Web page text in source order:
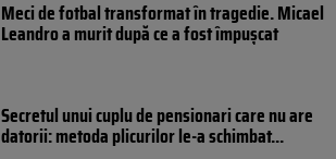
Meci de fotbal transformat în tragedie. Micael
Leandro a murit după ce a fost împușcat
Secretul unui cuplu de pensionari care nu are
datorii: metoda plicurilor le-a schimbat...